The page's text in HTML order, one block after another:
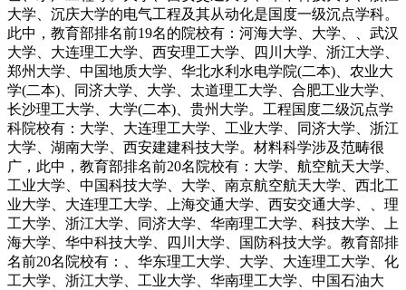
大学、沉庆大学的电气工程及其从动化是国度一级沉点学科。
此中，教育部排名前19名的院校有：河海大学、大学、、武汉
大学、大连理工大学、西安理工大学、四川大学、浙江大学、
郑州大学、中国地质大学、华北水利水电学院(二本)、农业大
学(二本)、同济大学、大学、太道理工大学、合肥工业大学、
长沙理工大学、大学(二本)、贵州大学。工程国度二级沉点学
科院校有：大学、大连理工大学、工业大学、同济大学、浙江
大学、湖南大学、西安建建科技大学。材料科学涉及范畴很
广，此中，教育部排名前20名院校有：大学、航空航天大学、
工业大学、中国科技大学、大学、南京航空航天大学、西北工
业大学、大连理工大学、上海交通大学、西安交通大学、、理
工大学、浙江大学、同济大学、华南理工大学、科技大学、上
海大学、华中科技大学、四川大学、国防科技大学。教育部排
名前20名院校有：、华东理工大学、大学、大连理工大学、化
工大学、浙江大学、工业大学、华南理工大学、中国石油大